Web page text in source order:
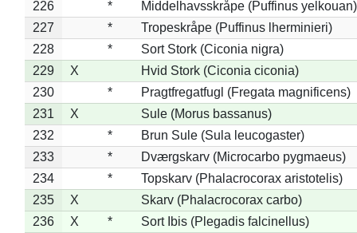
226 *
Middelhavsskråpe (Puffinus yelkouan)
227
*
Tropeskråpe (Puffinus lherminieri)
228
*
Sort Stork (Ciconia nigra)
229
X
Hvid Stork (Ciconia ciconia)
230
*
Pragtfregatfugl (Fregata magnificens)
231
X
Sule (Morus bassanus)
232
*
Brun Sule (Sula leucogaster)
233
*
Dværgskarv (Microcarbo pygmaeus)
234
*
Topskarv (Phalacrocorax aristotelis)
235
X
Skarv (Phalacrocorax carbo)
236
X *
Sort Ibis (Plegadis falcinellus)